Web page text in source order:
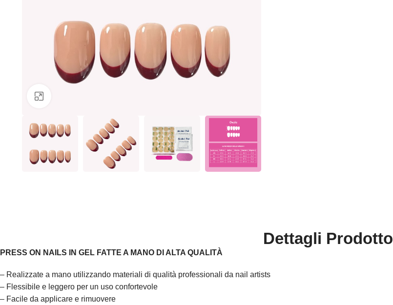
Dettagli Prodotto
PRESS ON NAILS IN GEL FATTE A MANO DI ALTA QUALITÀ
– Realizzate a mano utilizzando materiali di qualità professionali da nail artists
– Flessibile e leggero per un uso confortevole
– Facile da applicare e rimuovere